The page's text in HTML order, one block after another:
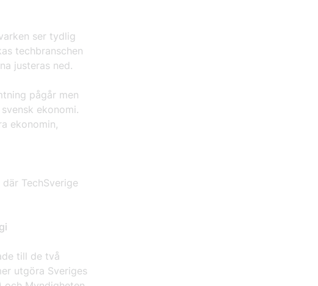
ser tydlig
techbranschen
justeras ned.
pågår men
ekonomi.
ekonomin,
TechSverige
till de två
utgöra Sveriges